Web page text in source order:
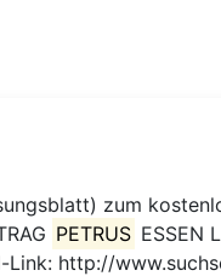
zum
PETRUS ESSEN
http://